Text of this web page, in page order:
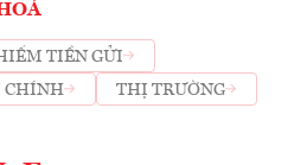
TIỀN GỬI
CHÍNH THỊ TRƯỜNG